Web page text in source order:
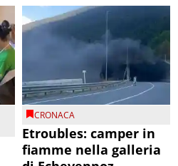
CRONACA
Etroubles: camper in
fiamme nella galleria